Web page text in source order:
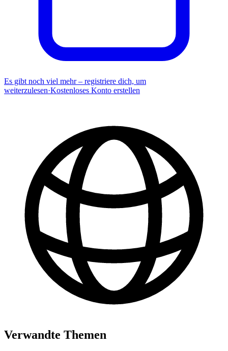
Es gibt noch viel mehr – registriere dich, um
weiterzulesen·Kostenloses Konto erstellen
Verwandte Themen